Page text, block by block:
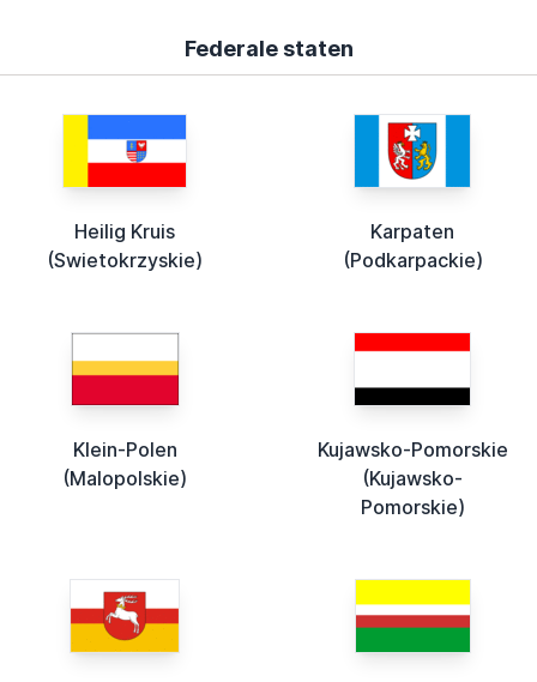
Federale staten
Heilig Kruis
(Swietokrzyskie)
Karpaten
(Podkarpackie)
Klein-Polen
(Malopolskie)
Kujawsko-Pomorskie
(Kujawsko-
Pomorskie)